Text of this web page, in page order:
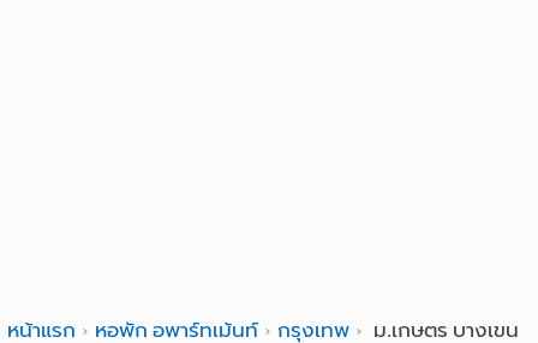
หน้าแรก หอพัก อพาร์ทเม้นท์ กรุงเทพ ม.เกษตร บางเขน